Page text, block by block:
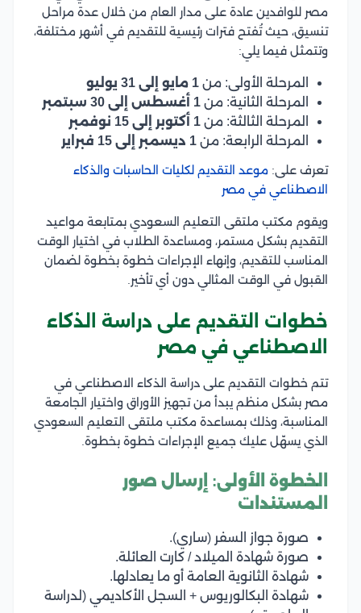
مصر للوافدين عادة على مدار العام من خلال عدة مراحل
تنسيق، حيث تُفتح فترات رئيسية للتقديم في أشهر مختلفة،
وتتمثل فيما يلي:
المرحلة الأولى: من 1 مايو إلى 31 يوليو
المرحلة الثانية: من 1 أغسطس إلى 30 سبتمبر
المرحلة الثالثة: من
المرحلة الرابعة: من 1 ديسمبر إلى 15 فبراير
تعرف على: موعد التقديم لكليات الحاسبات والذكاء
الاصطناعي في مصر
ويقوم مكتب ملتقى التعليم السعودي بمتابعة مواعيد
التقديم بشكل مستمر، ومساعدة الطلاب في اختيار الوقت
المناسب للتقديم، وإنهاء الإجراءات خطوة بخطوة لضمان
القبول في الوقت المثالي دون أي تأخير.
خطوات التقديم على دراسة الذكاء
الاصطناعي في مصر
تتم خطوات التقديم على دراسة الذكاء الاصطناعي في
مصر بشكل منظم يبدأ من تجهيز الأوراق واختيار الجامعة
المناسبة، وذلك بمساعدة مكتب ملتقى التعليم السعودي
الذي يسهّل عليك جميع الإجراءات خطوة بخطوة.
الخطوة الأولى: إرسال صور
المستندات
صورة جواز السفر (ساري).
صورة شهادة الميلاد / كارت العائلة.
شهادة الثانوية العامة أو ما يعادلها.
شهادة البكالوريوس + السجل الأكاديمي (لدراسة